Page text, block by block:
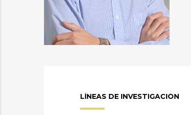
LÍNEAS DE INVESTIGACIÓN